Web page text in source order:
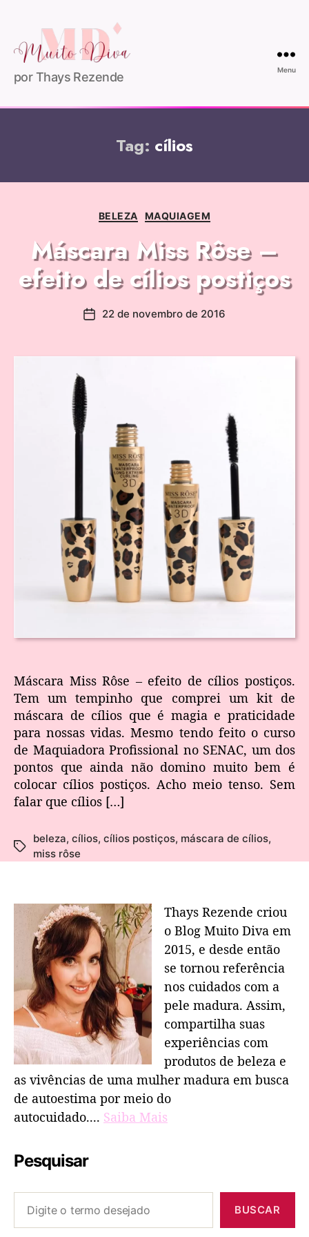
por Thays Rezende
Menu
Tag: cílios
BELEZA MAQUIAGEM
Máscara Miss Rôse –
efeito de cílios postiços
22 de novembro de 2016
Máscara Miss Rôse – efeito de cílios postiços.
Tem um tempinho que comprei um kit de
máscara de cílios que é magia e praticidade
para nossas vidas. Mesmo tendo feito o curso
de Maquiadora Profissional no SENAC, um dos
pontos que ainda não domino muito bem é
colocar cílios postiços. Acho meio tenso. Sem
falar que cílios […]
beleza, cílios, cílios postiços, máscara de cílios,
miss rôse
Thays Rezende criou
o Blog Muito Diva em
2015, e desde então
se tornou referência
nos cuidados com a
pele madura. Assim,
compartilha suas
experiências com
produtos de beleza e
as vivências de uma mulher madura em busca
de autoestima por meio do
autocuidado.... Saiba Mais
Pesquisar
BUSCAR